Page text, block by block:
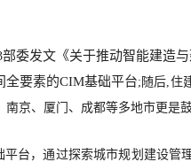
部委发文《关于推动智能建造
全要素的CIM基础平台;随后,住
南京、厦门、成都等多地市更是
平台，通过探索城市规划建设管